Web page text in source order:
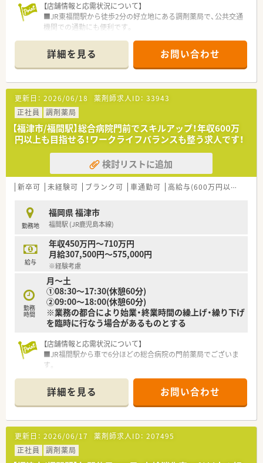
【店舗情報と応需状況について】
■JR東福間駅から徒歩2分の好立地にある調剤薬局で、公共交通
機関での通勤にも便利です。
枚数は1日あたり30枚ほどです。
■現在は薬剤師1～2名体制ですが、今後は薬剤師2名体制で運営
していく予定となっております。
【募集背景と求める人物像について】
■増員のため新たな仲間を募集しており、今回は正社員として勤
務してくださる方を求めています。
■コミュニケーション能力が高く、協調性を持った方と働きたい
と考えている職場です。
■かかりつけ薬剤師業務にも前向きに取り組める、意欲の高い方
を歓迎しています。
【法人特徴について】
■福岡県や熊本県、大分県に約30店舗の調剤薬局を展開してい
■関東や関西、北陸、東海エリアに展開する大手ドラッグストア
グループの一員です。
■年間休日120日以上と労働環境が整っており、プライベートも
大切にできます。
【求人情報について】
■未経験者やブランクがある方も歓迎しており、安心して入社で
きます。
■給与は経験やスキルを考慮し、年収480万円から550万円でご
相談可能です。
■昇給は年1回あり、賞与は年2回で合わせて1.5ヶ月分支給され
る実績があります。
詳細を見る お問い合わせ
更新日： 2026/06/18 薬剤師求人ID： 33943
正社員
調剤薬局
【福津市/福間駅】総合病院門前でスキルアップ！年収600万
円以上も目指せる！ワークライフバランスも整う求人です！
検討リストに追加
新卒可 未経験可 ブランク可 車通勤可 高給与(600万円以上)
勤務地
福岡県 福津市
福間駅 (JR鹿児島本線)
給与
年収450万円～710万円
月給307,500円～575,000円
※経験考慮
勤務
時間
月～土
①08:30～17:30(休憩60分)
②09:00～18:00(休憩60分)
※業務の都合により始業・終業時間の繰上げ・繰り下げ
を臨時に行なう場合があるものとする
【店舗情報と応需状況について】
■JR福間駅から車で6分ほどの総合病院の門前薬局でございま
す。
ています。
■常勤薬剤師3名、パート薬剤師2名体制で地域医療に貢献して
います。
【募集背景と求める人物像について】
■今後の体制強化とサービス向上に向けた増員のための募集で
ございます。
■人柄重視の採用のため、年齢や経験を問わずにご応募いただけ
詳細を見る お問い合わせ
更新日： 2026/06/17 薬剤師求人ID： 207495
正社員
調剤薬局